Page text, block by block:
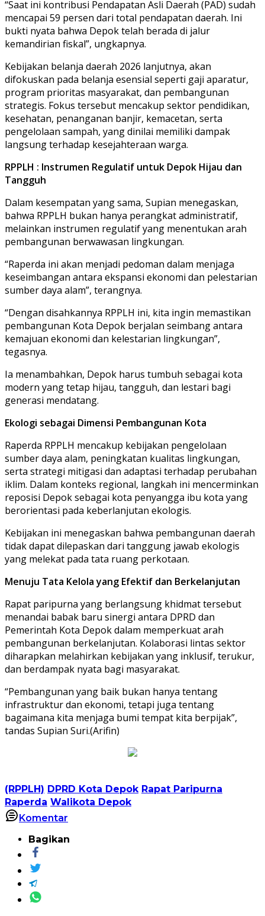
“Saat ini kontribusi Pendapatan Asli Daerah (PAD) sudah
mencapai 59 persen dari total pendapatan daerah. Ini
bukti nyata bahwa Depok telah berada di jalur
kemandirian fiskal”, ungkapnya.
Kebijakan belanja daerah 2026 lanjutnya, akan
difokuskan pada belanja esensial seperti gaji aparatur,
program prioritas masyarakat, dan pembangunan
strategis. Fokus tersebut mencakup sektor pendidikan,
kesehatan, penanganan banjir, kemacetan, serta
pengelolaan sampah, yang dinilai memiliki dampak
langsung terhadap kesejahteraan warga.
RPPLH : Instrumen Regulatif untuk Depok Hijau dan
Tangguh
Dalam kesempatan yang sama, Supian menegaskan,
bahwa RPPLH bukan hanya perangkat administratif,
melainkan instrumen regulatif yang menentukan arah
pembangunan berwawasan lingkungan.
“Raperda ini akan menjadi pedoman dalam menjaga
keseimbangan antara ekspansi ekonomi dan pelestarian
sumber daya alam”, terangnya.
“Dengan disahkannya RPPLH ini, kita ingin memastikan
pembangunan Kota Depok berjalan seimbang antara
kemajuan ekonomi dan kelestarian lingkungan”,
tegasnya.
Ia menambahkan, Depok harus tumbuh sebagai kota
modern yang tetap hijau, tangguh, dan lestari bagi
generasi mendatang.
Ekologi sebagai Dimensi Pembangunan Kota
Raperda RPPLH mencakup kebijakan pengelolaan
sumber daya alam, peningkatan kualitas lingkungan,
serta strategi mitigasi dan adaptasi terhadap perubahan
iklim. Dalam konteks regional, langkah ini mencerminkan
reposisi Depok sebagai kota penyangga ibu kota yang
berorientasi pada keberlanjutan ekologis.
Kebijakan ini menegaskan bahwa pembangunan daerah
tidak dapat dilepaskan dari tanggung jawab ekologis
yang melekat pada tata ruang perkotaan.
Menuju Tata Kelola yang Efektif dan Berkelanjutan
Rapat paripurna yang berlangsung khidmat tersebut
menandai babak baru sinergi antara DPRD dan
Pemerintah Kota Depok dalam memperkuat arah
pembangunan berkelanjutan. Kolaborasi lintas sektor
diharapkan melahirkan kebijakan yang inklusif, terukur,
dan berdampak nyata bagi masyarakat.
“Pembangunan yang baik bukan hanya tentang
infrastruktur dan ekonomi, tetapi juga tentang
bagaimana kita menjaga bumi tempat kita berpijak”,
tandas Supian Suri.(Arifin)
(RPPLH) DPRD Kota Depok Rapat Paripurna
Raperda Walikota Depok
Komentar
Bagikan